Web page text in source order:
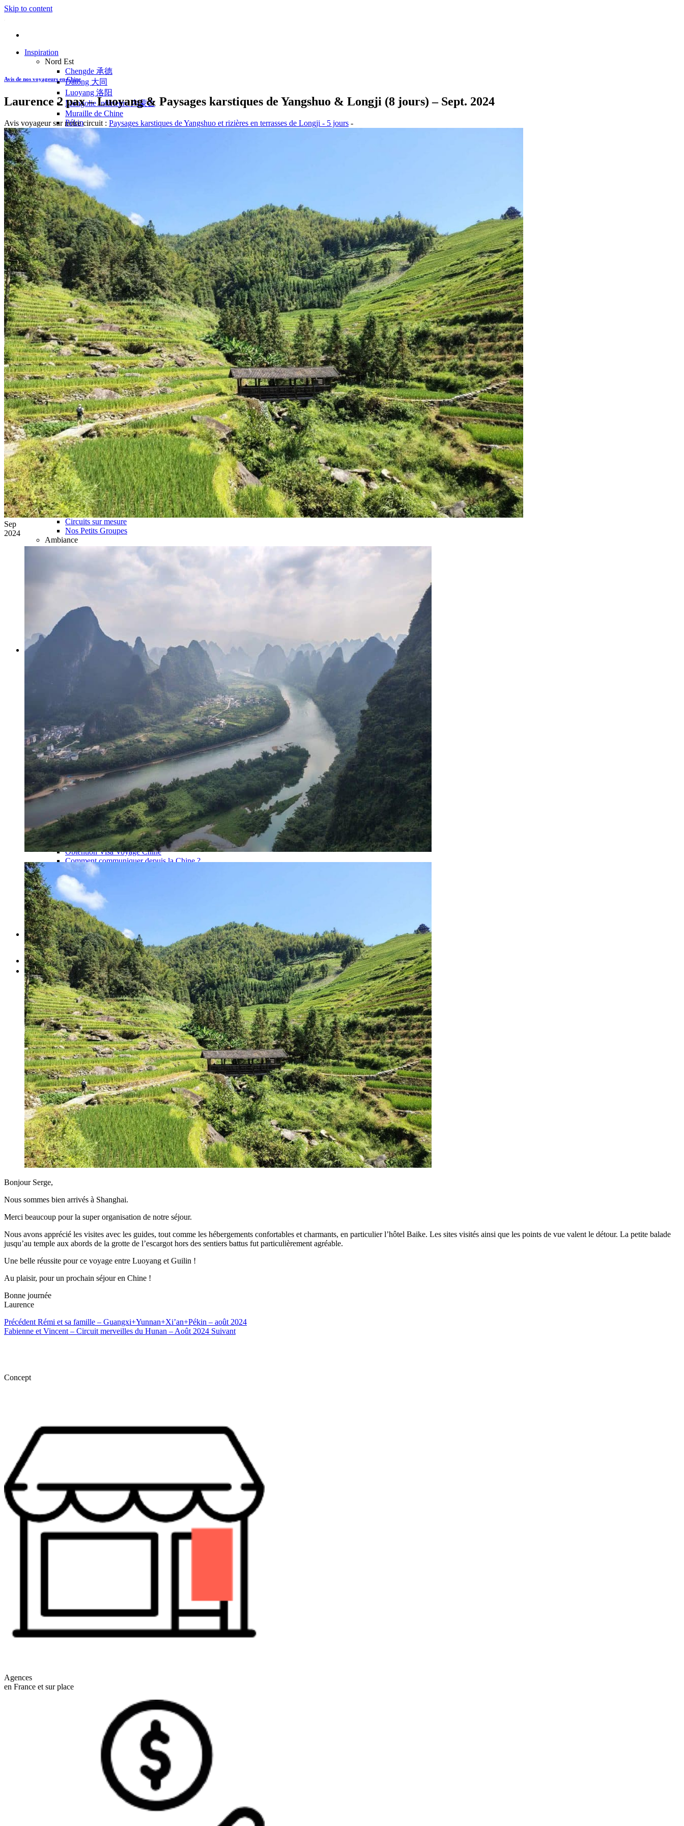
Skip to content
Inspiration
Nord Est
Chengde 承德
Datong 大同
Luoyang 洛阳
Mongolie Intérieure 内蒙古
Muraille de Chine
Pékin
Pingyao 平遥
Wutaishan 五台山
Côte Est
Anhui 安徽
Hangzhou 杭州
Jiangxi 江西
Montagnes Jaunes
Shandong 山东
Shanghai 上海
Suzhou 苏州
Nord Ouest
Gansu 甘肃
Dunhuang – 敦煌
Jiayuguan – 嘉峪关
Qinghai 青海
Xi’an 西安市
Xinjiang 新疆
Kashgar
Turpan
Sud Est
Canton 广州
Fujian 福建
Hong Kong 香港
Hunan 湖南
Ile d’Hainan 海南
Macao 澳门
Taïwan 台湾
Shenzhen
Sud Ouest
Chongqing 重庆
Guangxi 广西
Guizhou 贵州
Hubei
Sichuan 四川
Tibet 西藏
Yunnan 云南
Circuits
Organisation
Circuits sur mesure
Nos Petits Groupes
Ambiance
Classique et incontournables
Nature et grands paysages
Famille et enfants
Où et quand partir ?
Printemps
Infos pratiques
Notre agence
Garanties et engagements Asian Roads
Avis de nos voyageurs
Voyages d’affaires en Chine
Voyage scolaire et culturel en Chine
La Chine & ses secrets
Présentation de la Chine
Cuisines de Chine
Les Minorités Ethniques Chinoises
Fêtes traditionnelles & vacances en Chine
Les signes astrologiques Chinois
Les plus belles montagnes de Chine
Les plus belles balades de Chine
La Chine vue du ciel
Visiter la Chine pour voir le monde
Les langues en Chine : une étonnante diversité
Préparer son voyage en Chine
Notre sélection d’hôtels en Chine
Météo & climat
Obtention Visa Voyage Chine
Comment communiquer depuis la Chine ?
Maîtrisez les mots essentiels
Transports en Chine
Vols directs vers la Chine
Voyager en train
Voyager en Chine avec votre drone
Vaccins pour votre voyage en Chine
Mal des montagnes
Demande d’info
09 83 07 44 60
Avis de nos voyageurs en Chine
Laurence 2 pax – Luoyang & Paysages karstiques de Yangshuo & Longji (8 jours) – Sept. 2024
Avis voyageur sur notre circuit : Paysages karstiques de Yangshuo et rizières en terrasses de Longji - 5 jours -
Sep
2024
Bonjour Serge,
Nous sommes bien arrivés à Shanghai.
Merci beaucoup pour la super organisation de notre séjour.
Nous avons apprécié les visites avec les guides, tout comme les hébergements confortables et charmants, en particulier l’hôtel Baike. Les sites visités ainsi que les points de vue valent le détour. La petite balade
jusqu’au temple aux abords de la grotte de l’escargot hors des sentiers battus fut particulièrement agréable.
Une belle réussite pour ce voyage entre Luoyang et Guilin !
Au plaisir, pour un prochain séjour en Chine !
Bonne journée
Laurence
Précédent Rémi et sa famille – Guangxi+Yunnan+Xi’an+Pékin – août 2024
Fabienne et Vincent – Circuit merveilles du Hunan – Août 2024 Suivant
Concept
Agences
en France et sur place